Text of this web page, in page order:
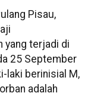
Pisau,
yang terjadi di
25 September
laki berinisial M,
adalah